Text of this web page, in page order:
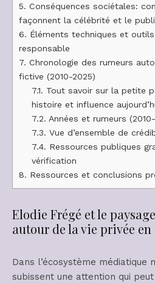
5. Conséquences sociétales:
façonnent la célébrité et le
6. Éléments techniques et
responsable
7. Chronologie des rumeurs
fictive (2010-2025)
7.1. Tout savoir sur la petite
histoire et influence
7.2. Années et rumeurs
7.3. Vue d’ensemble de
7.4. Ressources publiques
vérification
8. Ressources et conclusions
Elodie Frégé et le
autour de la vie privée en
Dans l’écosystème
subissent une attention qui